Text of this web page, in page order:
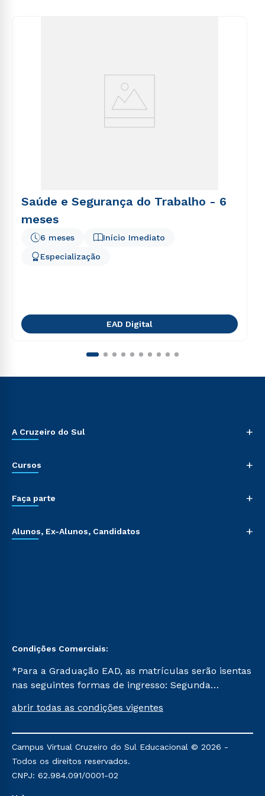
Saúde e Segurança do Trabalho - 6
meses
Início Imediato
6 meses
Especialização
EAD Digital
A Cruzeiro do Sul +
Cursos +
Faça parte +
Alunos, Ex-Alunos, Candidatos +
Condições Comerciais:
*Para a Graduação EAD, as matrículas serão isentas
nas seguintes formas de ingresso: Segunda
Já para as demais, a taxa de matrícula será de R$
mencionadas são referentes aos cursos: Ensino
Religioso, Geografia para a Docência e Metodologia
do Ensino de História: Questões Atuais.
abrir todas as condições vigentes
Campus Virtual Cruzeiro do Sul Educacional © 2026 -
Todos os direitos reservados.
CNPJ: 62.984.091/0001-02